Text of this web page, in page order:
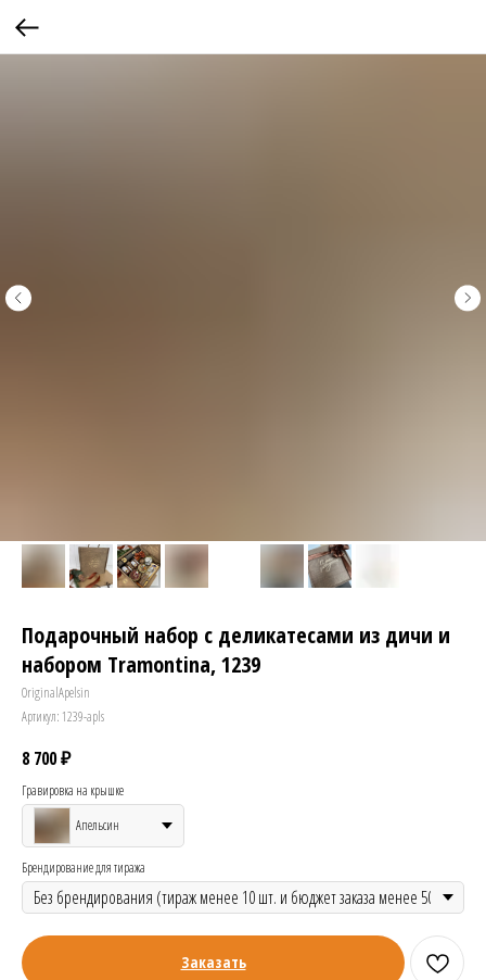
Подарочный набор с деликатесами из дичи и
набором Tramontina, 1239
OriginalApelsin
Артикул: 1239-apls
8 700₽
Гравировка на крышке
Апельсин
Брендирование для тиража
Заказать